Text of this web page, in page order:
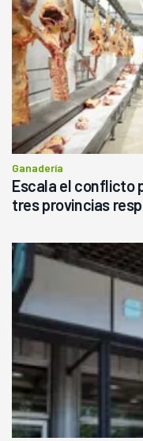
Ganadería
Escala el conflicto
tres provincias